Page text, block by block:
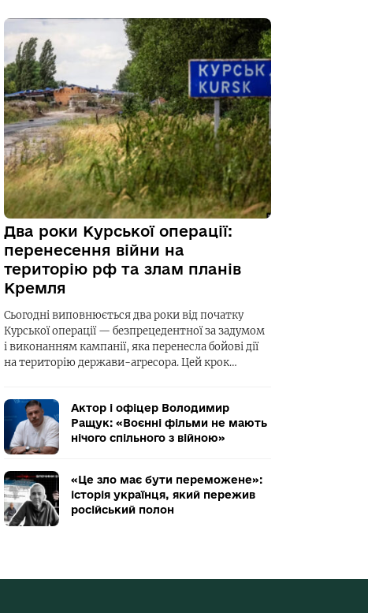
Два роки Курської операції:
перенесення війни на
територію рф та злам планів
Кремля
Сьогодні виповнюється два роки від початку
Курської операції — безпрецедентної за задумом
і виконанням кампанії, яка перенесла бойові дії
на територію держави-агресора. Цей крок…
Актор і офіцер Володимир
Ращук: «Воєнні фільми не мають
нічого спільного з війною»
«Це зло має бути переможене»:
історія українця, який пережив
російський полон